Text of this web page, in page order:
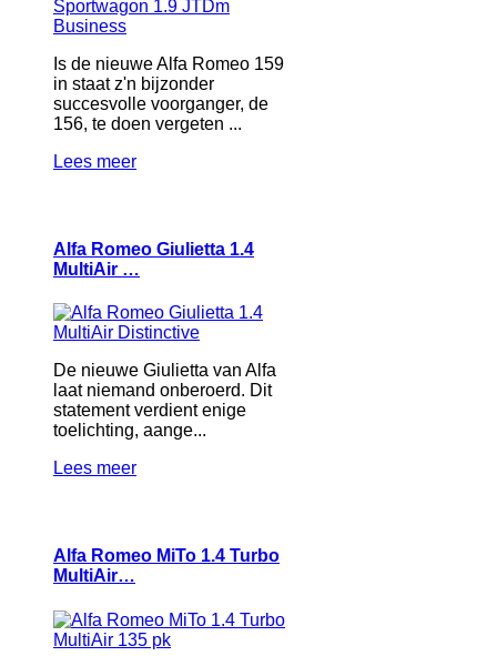
Is de nieuwe Alfa Romeo 159
in staat z'n bijzonder
succesvolle voorganger, de
156, te doen vergeten ...
Lees meer
Alfa Romeo Giulietta 1.4
MultiAir …
De nieuwe Giulietta van Alfa
laat niemand onberoerd. Dit
statement verdient enige
toelichting, aange...
Lees meer
Alfa Romeo MiTo 1.4 Turbo
MultiAir…